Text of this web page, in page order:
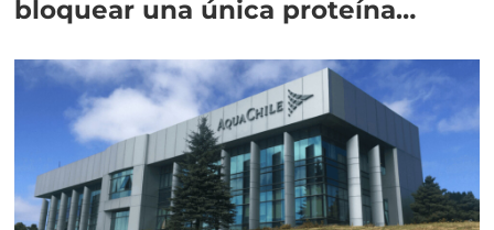
bloquear una única proteína